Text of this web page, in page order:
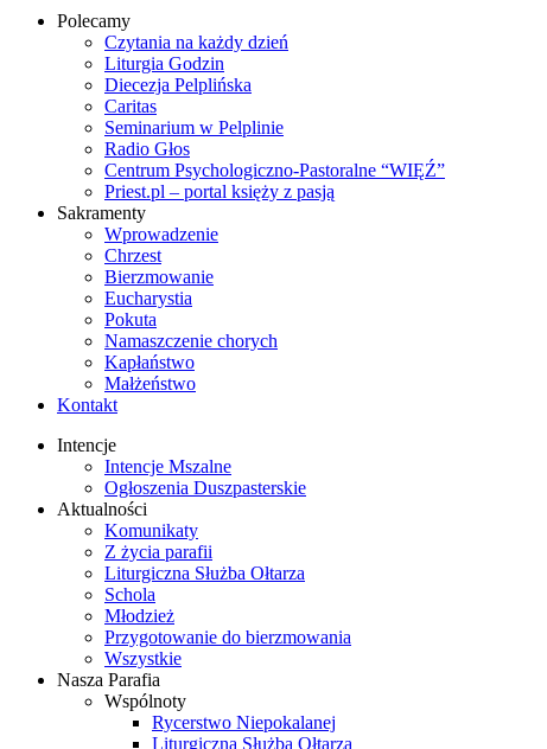
Polecamy
Czytania na każdy dzień
Liturgia Godzin
Diecezja Pelplińska
Caritas
Seminarium w Pelplinie
Radio Głos
Centrum Psychologiczno-Pastoralne “WIĘŹ”
Priest.pl – portal księży z pasją
Sakramenty
Wprowadzenie
Chrzest
Bierzmowanie
Eucharystia
Pokuta
Namaszczenie chorych
Kapłaństwo
Małżeństwo
Kontakt
Intencje
Intencje Mszalne
Ogłoszenia Duszpasterskie
Aktualności
Komunikaty
Z życia parafii
Liturgiczna Służba Ołtarza
Schola
Młodzież
Przygotowanie do bierzmowania
Wszystkie
Nasza Parafia
Wspólnoty
Rycerstwo Niepokalanej
Liturgiczna Służba Ołtarza